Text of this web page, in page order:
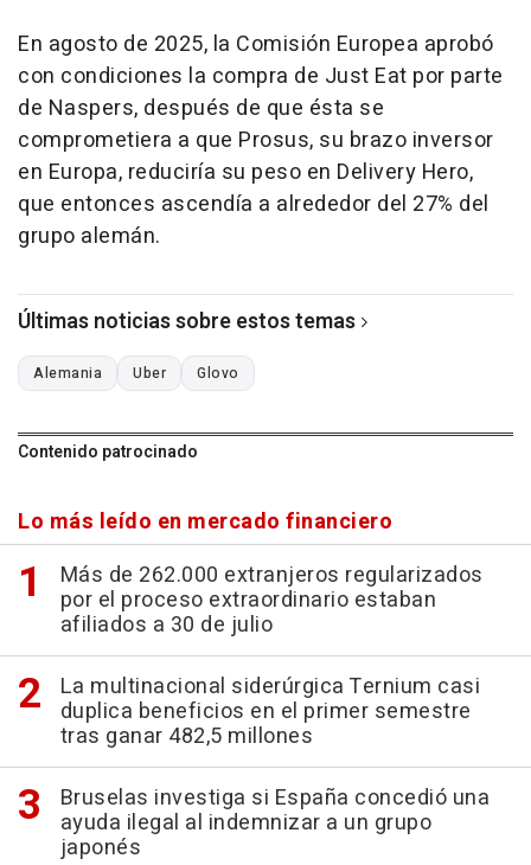
En agosto de 2025, la Comisión Europea aprobó
con condiciones la compra de Just Eat por parte
de Naspers, después de que ésta se
comprometiera a que Prosus, su brazo inversor
en Europa, reduciría su peso en Delivery Hero,
que entonces ascendía a alrededor del 27% del
grupo alemán.
Últimas noticias sobre estos temas
Alemania Uber Glovo
Contenido patrocinado
Lo más leído en mercado financiero
Más de 262.000 extranjeros regularizados
por el proceso extraordinario estaban
afiliados a 30 de julio
La multinacional siderúrgica Ternium casi
duplica beneficios en el primer semestre
tras ganar 482,5 millones
Bruselas investiga si España concedió una
ayuda ilegal al indemnizar a un grupo
japonés